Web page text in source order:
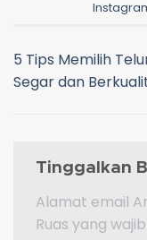
5 Tips Memilih
Segar dan
Tinggalkan
Alamat email
Ruas yang